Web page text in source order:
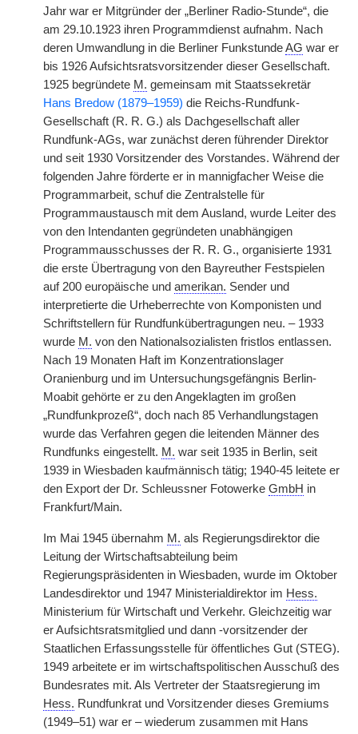
Jahr war er Mitgründer der „Berliner Radio-Stunde“, die
am 29.10.1923 ihren Programmdienst aufnahm. Nach
deren Umwandlung in die Berliner FunkstundeAG war er
bis 1926 Aufsichtsratsvorsitzender dieser Gesellschaft.
1925 begründete M. gemeinsam mit Staatssekretär
Hans Bredow (1879–1959) die Reichs-Rundfunk-
Gesellschaft (R. R. G.) als Dachgesellschaft aller
Rundfunk-AGs, war zunächst deren führender Direktor
und seit 1930 Vorsitzender des Vorstandes. Während der
folgenden Jahre förderte er in mannigfacher Weise die
Programmarbeit, schuf die Zentralstelle für
Programmaustausch mit dem Ausland, wurde Leiter des
von den Intendanten gegründeten unabhängigen
Programmausschusses der R. R. G., organisierte 1931
die erste Übertragung von den Bayreuther Festspielen
auf 200 europäische und amerikan. Sender und
interpretierte die Urheberrechte von Komponisten und
Schriftstellern für Rundfunkübertragungen neu. – 1933
wurde M. von den Nationalsozialisten fristlos entlassen.
Nach 19 Monaten Haft im Konzentrationslager
Oranienburg und im Untersuchungsgefängnis Berlin-
Moabit gehörte er zu den Angeklagten im großen
„Rundfunkprozeß“, doch nach 85 Verhandlungstagen
wurde das Verfahren gegen die leitenden Männer des
Rundfunks eingestellt. M. war seit 1935 in Berlin, seit
1939 in Wiesbaden kaufmännisch tätig; 1940-45 leitete er
den Export der Dr. Schleussner Fotowerke GmbH in
Frankfurt/Main.
Im Mai 1945 übernahm M. als Regierungsdirektor die
Leitung der Wirtschaftsabteilung beim
Regierungspräsidenten in Wiesbaden, wurde im Oktober
Landesdirektor und 1947 Ministerialdirektor im Hess.
Ministerium für Wirtschaft und Verkehr. Gleichzeitig war
er Aufsichtsratsmitglied und dann -vorsitzender der
Staatlichen Erfassungsstelle für öffentliches Gut (STEG).
1949 arbeitete er im wirtschaftspolitischen Ausschuß des
Bundesrates mit. Als Vertreter der Staatsregierung im
Hess. Rundfunkrat und Vorsitzender dieses Gremiums
(1949–51) war er – wiederum zusammen mit Hans